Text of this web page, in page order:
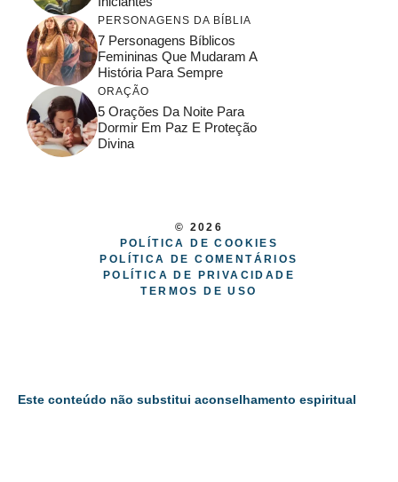
PERSONAGENS DA BÍBLIA
7 Personagens Bíblicos
Femininas Que Mudaram A
História Para Sempre
ORAÇÃO
5 Orações Da Noite Para
Dormir Em Paz E Proteção
Divina
© 2026
POLÍTICA DE COOKIES
POLÍTICA DE COMENTÁRIOS
POLÍTICA DE PRIVACIDADE
TERMOS DE USO
Este conteúdo não substitui aconselhamento espiritual